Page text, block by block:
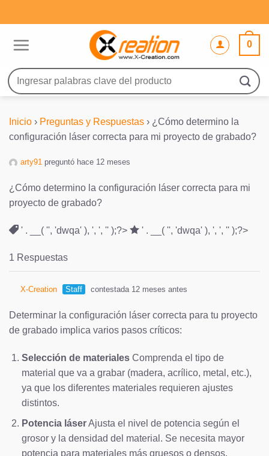
al
0
Buscar
por:
Inicio › Preguntas y Respuestas › ¿Cómo determino la
configuración láser correcta para mi proyecto de grabado?
arty91 preguntó hace 12 meses
¿Cómo determino la configuración láser correcta para mi
proyecto de grabado?
' . __( '', 'dwqa' ), ', ', '' );?> ' . __( '', 'dwqa' ), ', ', '' );?>
1 Respuestas
X-Creation Staff contestada 12 meses antes
Determinar la configuración láser correcta para tu proyecto
de grabado implica varios pasos críticos:
Selección de materialesComprenda el tipo de
material que va a grabar (madera, acrílico, metal, etc.),
ya que los diferentes materiales requieren ajustes
distintos.
Potencia láserAjusta el nivel de potencia según el
grosor y la densidad del material. Se necesita mayor
potencia para materiales más gruesos o densos.